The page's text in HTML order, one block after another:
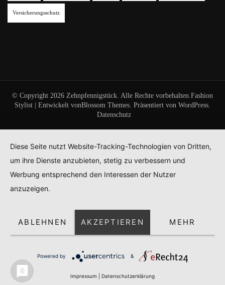
Versicherungsschutz
© Copyright 2026 Zehnpfennigstück . Alle Rechte vorbehalten. Fashion
Stylist | Entwickelt vonBlossom Themes . Präsentiert von WordPress
Datenschutz
Diese Seite nutzt Website-Tracking-Technologien von Dritten,
um ihre Dienste anzubieten, stetig zu verbessern und
Werbung entsprechend den Interessen der Nutzer
anzuzeigen.
ABLEHNEN AKZEPTIEREN MEHR
Powered by &
Impressum Datenschutzerklärung